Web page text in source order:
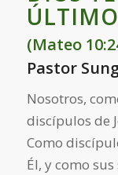
(Mateo
Pastor
Nosotros,
discípulos de
Como
Él, y como